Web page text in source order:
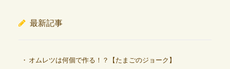
最新記事
オムレツは何個で作る！？【たまごのジョーク】